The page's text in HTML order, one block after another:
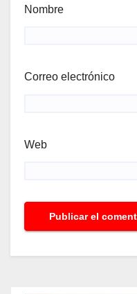
Nombre
Correo electrónico
Web